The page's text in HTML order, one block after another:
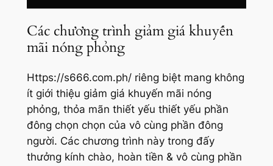
Các chương trình giảm giá khuyến
mãi nóng phỏng
Https://s666.com.ph/ riêng biệt mang không
ít giới thiệu giảm giá khuyến mãi nóng
phỏng, thỏa mãn thiết yếu thiết yếu phần
đông chọn chọn của vô cùng phần đông
người. Các chương trình này trong đấy
thưởng kính chào, hoàn tiền & vô cùng phần